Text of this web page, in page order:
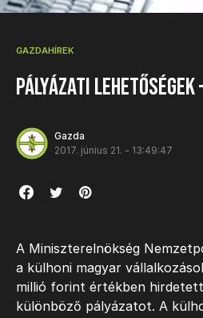
GAZDAHÍREK
Pályázati lehetőségek
Gazda
2017. június 21. - 13:49:47
A Miniszterelnökség
a külhoni magyar
millió forint értékben
különböző pályázatot. A